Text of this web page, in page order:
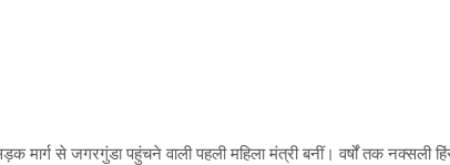
मार्ग से जगरगुंडा पहुंचने वाली पहली महिला मंत्री बनीं। वर्षों तक नक्सली